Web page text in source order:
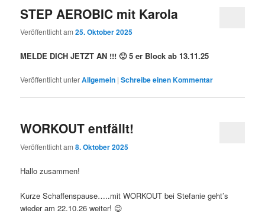
STEP AEROBIC mit Karola
Veröffentlicht am25. Oktober 2025
MELDE DICH JETZT AN !!! 🙂 5 er Block ab 13.11.25
Veröffentlicht unterAllgemein |Schreibe einen Kommentar
WORKOUT entfällt!
Veröffentlicht am8. Oktober 2025
Hallo zusammen!
Kurze Schaffenspause…..mit WORKOUT bei Stefanie geht’s
wieder am 22.10.26 weiter! 😉